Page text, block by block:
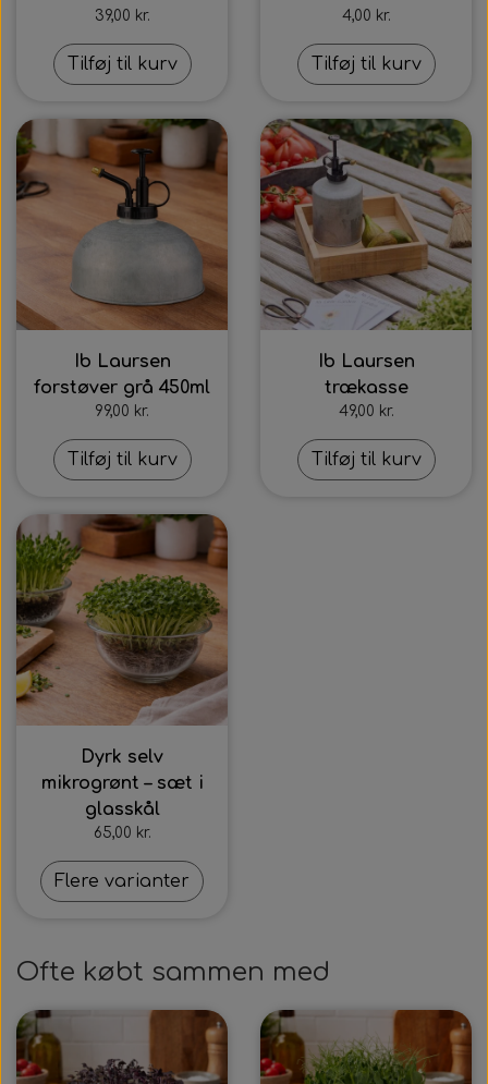
39,00 kr.
Tilføj til kurv
4,00 kr.
Tilføj til kurv
Ib Laursen
forstøver grå 450ml
99,00 kr.
Tilføj til kurv
Ib Laursen
trækasse
49,00 kr.
Tilføj til kurv
Dyrk selv
mikrogrønt – sæt i
glasskål
65,00 kr.
Flere varianter
Ofte købt sammen med